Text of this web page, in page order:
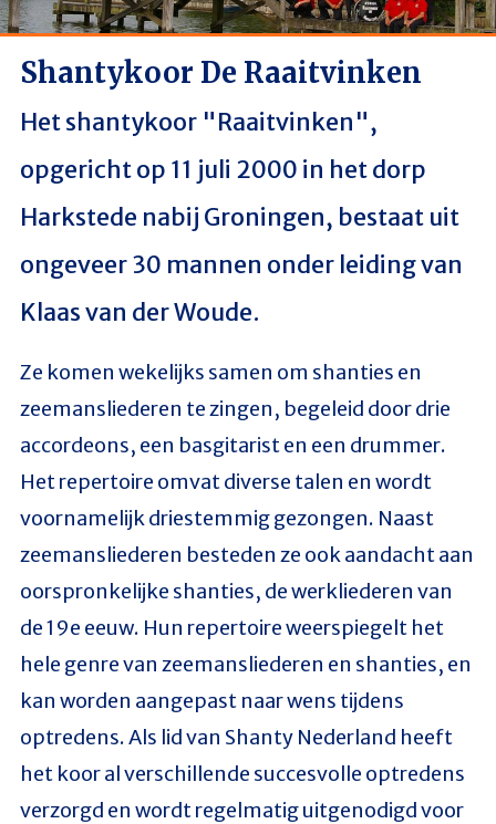
Shantykoor De Raaitvinken
Het shantykoor "Raaitvinken",
opgericht op 11 juli 2000 in het dorp
Harkstede nabij Groningen, bestaat uit
ongeveer 30 mannen onder leiding van
Klaas van der Woude.
Ze komen wekelijks samen om shanties en
zeemansliederen te zingen, begeleid door drie
accordeons, een basgitarist en een drummer.
Het repertoire omvat diverse talen en wordt
voornamelijk driestemmig gezongen. Naast
zeemansliederen besteden ze ook aandacht aan
oorspronkelijke shanties, de werkliederen van
de 19e eeuw. Hun repertoire weerspiegelt het
hele genre van zeemansliederen en shanties, en
kan worden aangepast naar wens tijdens
optredens. Als lid van Shanty Nederland heeft
het koor al verschillende succesvolle optredens
verzorgd en wordt regelmatig uitgenodigd voor